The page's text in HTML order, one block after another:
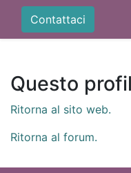
Contattaci
Questo
Ritorna al sito web.
Ritorna al forum.